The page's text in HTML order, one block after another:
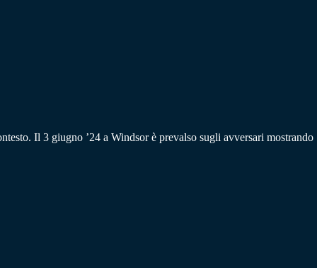
Il 3 giugno ’24 a Windsor è prevalso sugli avversari mostrando